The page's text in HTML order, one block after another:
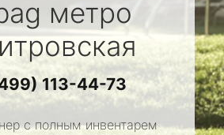
метро
113-44-73
с полным инвентарем